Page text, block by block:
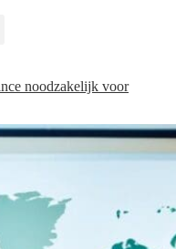
noodzakelijk voor